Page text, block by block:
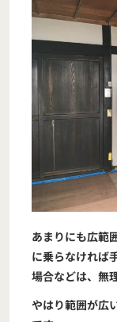
あまりにも広範
に乗らなければ
場合などは、無
やはり範囲が広